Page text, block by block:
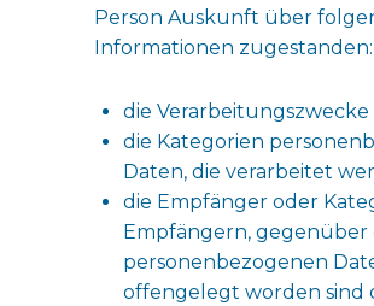
Person Auskunft über
Informationen zugestanden:
die Verarbeitungszwecke
die Kategorien
Daten, die verarbeitet
die Empfänger oder
Empfängern, gegenüber
personenbezogenen
offengelegt worden sind